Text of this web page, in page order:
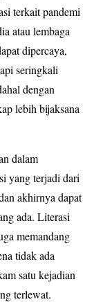
terkait pandemi
atau lembaga
dipercaya,
seringkali
dengan
lebih bijaksana
dalam
yang terjadi dari
akhirnya dapat
ada. Literasi
memandang
tidak ada
satu kejadian
terlewat.